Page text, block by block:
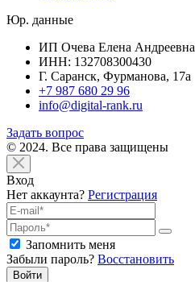
Юр. данные
ИП Очева Елена Андреевна
ИНН: 132708300430
Г. Саранск, Фурманова, 17а
+7 987 680 29 96
info@digital-rank.ru
Задать вопрос
© 2024. Все права защищены
Вход
Нет аккаунта? Регистрация
Запомнить меня
Забыли пароль? Восстановить
Войти